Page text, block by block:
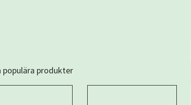
populära produkter